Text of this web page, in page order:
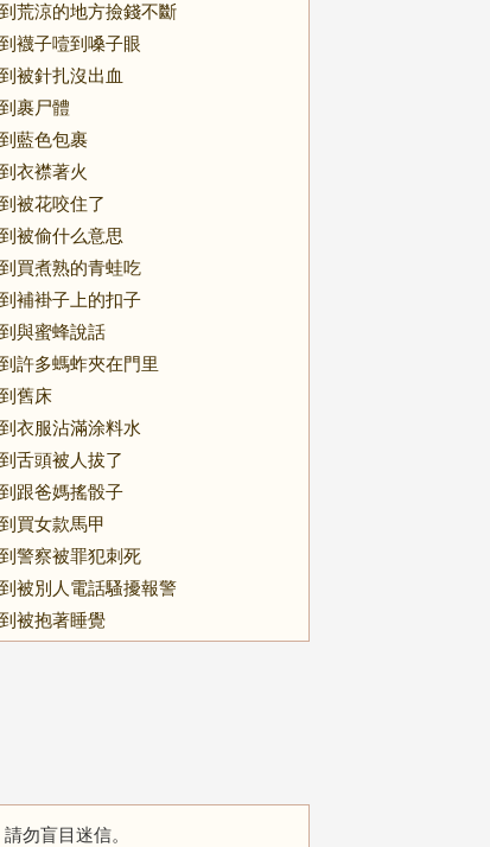
荒涼的地方撿錢不斷
襪子噎到嗓子眼
被針扎沒出血
裹尸體
藍色包裹
衣襟著火
被花咬住了
被偷什么意思
買煮熟的青蛙吃
補褂子上的扣子
與蜜蜂說話
許多螞蚱夾在門里
舊床
衣服沾滿涂料水
舌頭被人拔了
跟爸媽搖骰子
買女款馬甲
警察被罪犯刺死
被別人電話騷擾報警
被抱著睡覺
勿盲目迷信。